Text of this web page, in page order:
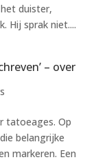
duister,
Hij sprak niet....
– over
tatoeages. Op
belangrijke
markeren. Een